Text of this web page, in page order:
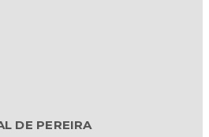
DE PEREIRA